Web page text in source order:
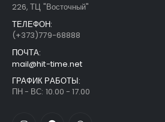
226, ТЦ "Восточный"
ТЕЛЕФОН:
(+373)779-68888
ПОЧТА:
mail@hit-time.net
ГРАФИК РАБОТЫ:
ПН - ВС: 10.00 - 17.00